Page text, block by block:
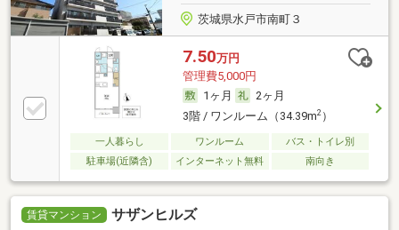
茨城県水戸市南町３
7.50万円
管理費5,000円
1ヶ月
2ヶ月
3階 / ワンルーム（34.39m2）
一人暮らし ワンルーム
バス・トイレ別
駐車場(近隣含)
インターネット無料 南向き
賃貸マンション サザンヒルズ